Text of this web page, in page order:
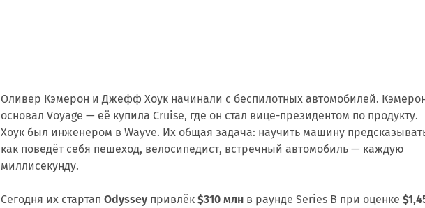
Оливер Кэмерон и Джефф Хоук начинали с беспилотных автомобилей.
основал Voyage — её купила Cruise, где он стал вице-президентом по продукту.
Хоук был инженером в Wayve. Их общая задача: научить машину
как поведёт себя пешеход, велосипедист, встречный автомобиль — каждую
миллисекунду.
Сегодня их стартапOdyssey привлёк$310 млн в раунде Series B при оценке